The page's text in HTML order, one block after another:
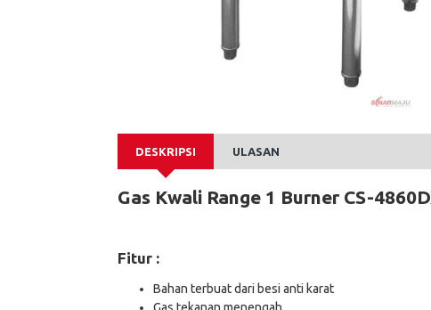
DESKRIPSI ULASAN
Gas Kwali Range 1 Burner CS-
Fitur :
Bahan terbuat dari besi anti karat